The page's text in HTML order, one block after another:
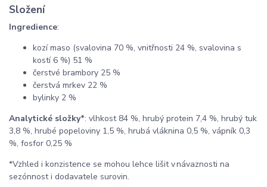
Složení
Ingredience:
kozí maso (svalovina 70 %, vnitřnosti 24 %, svalovina s
kostí 6 %) 51 %
čerstvé brambory 25 %
čerstvá mrkev 22 %
bylinky 2 %
Analytické složky*: vlhkost 84 %, hrubý protein 7,4 %, hrubý tuk
3,8 %, hrubé popeloviny 1,5 %, hrubá vláknina 0,5 %, vápník 0,3
%, fosfor 0,25 %
*Vzhled i konzistence se mohou lehce lišit v návaznosti na
sezónnost i dodavatele surovin.